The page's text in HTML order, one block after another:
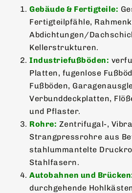
Gebäude & Fertigteile:
Fertigteilpfähle,
Abdichtungen/
Kellerstrukturen.
Industriefußböden:
Platten, fugenlose
Fußböden,
Verbunddeckplatten,
und Pflaster.
Rohre: Zentrifugal-,
Strangpressrohre aus
stahlummantelte
Stahlfasern.
Autobahnen und
durchgehende